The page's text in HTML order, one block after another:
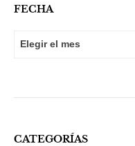
FECHA
CATEGORÍAS